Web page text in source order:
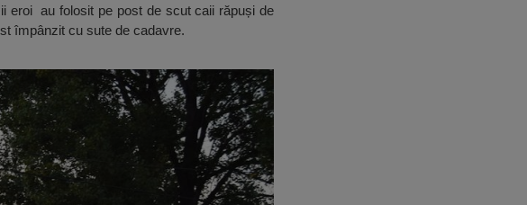
eroi au folosit pe post de scut caii răpuși de
împânzit cu sute de cadavre.